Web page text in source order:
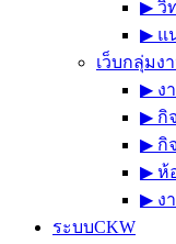
▶︎ วิ
▶︎ แ
เว็บกลุ่มง
▶︎ ง
▶︎ กิ
▶︎ กิ
▶︎ ห้
▶︎ ง
ระบบCKW